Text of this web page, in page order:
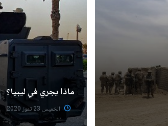
ماذا يجري في ليبيا؟
الخميس 23 تموز 2020